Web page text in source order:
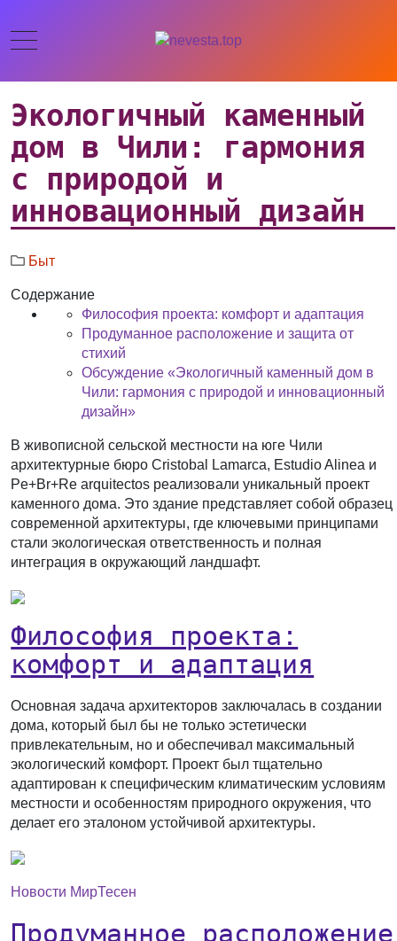
Экологичный каменный
дом в Чили: гармония
с природой и
инновационный дизайн
Быт
Содержание
Философия проекта: комфорт и адаптация
Продуманное расположение и защита от
стихий
Обсуждение «Экологичный каменный дом в
Чили: гармония с природой и инновационный
дизайн»
В живописной сельской местности на юге Чили
архитектурные бюро Cristobal Lamarca, Estudio Alinea и
Pe+Br+Re arquitectos реализовали уникальный проект
каменного дома. Это здание представляет собой образец
современной архитектуры, где ключевыми принципами
стали экологическая ответственность и полная
интеграция в окружающий ландшафт.
Философия проекта:
комфорт и адаптация
Основная задача архитекторов заключалась в создании
дома, который был бы не только эстетически
привлекательным, но и обеспечивал максимальный
экологический комфорт. Проект был тщательно
адаптирован к специфическим климатическим условиям
местности и особенностям природного окружения, что
делает его эталоном устойчивой архитектуры.
Новости МирТесен
Продуманное расположение